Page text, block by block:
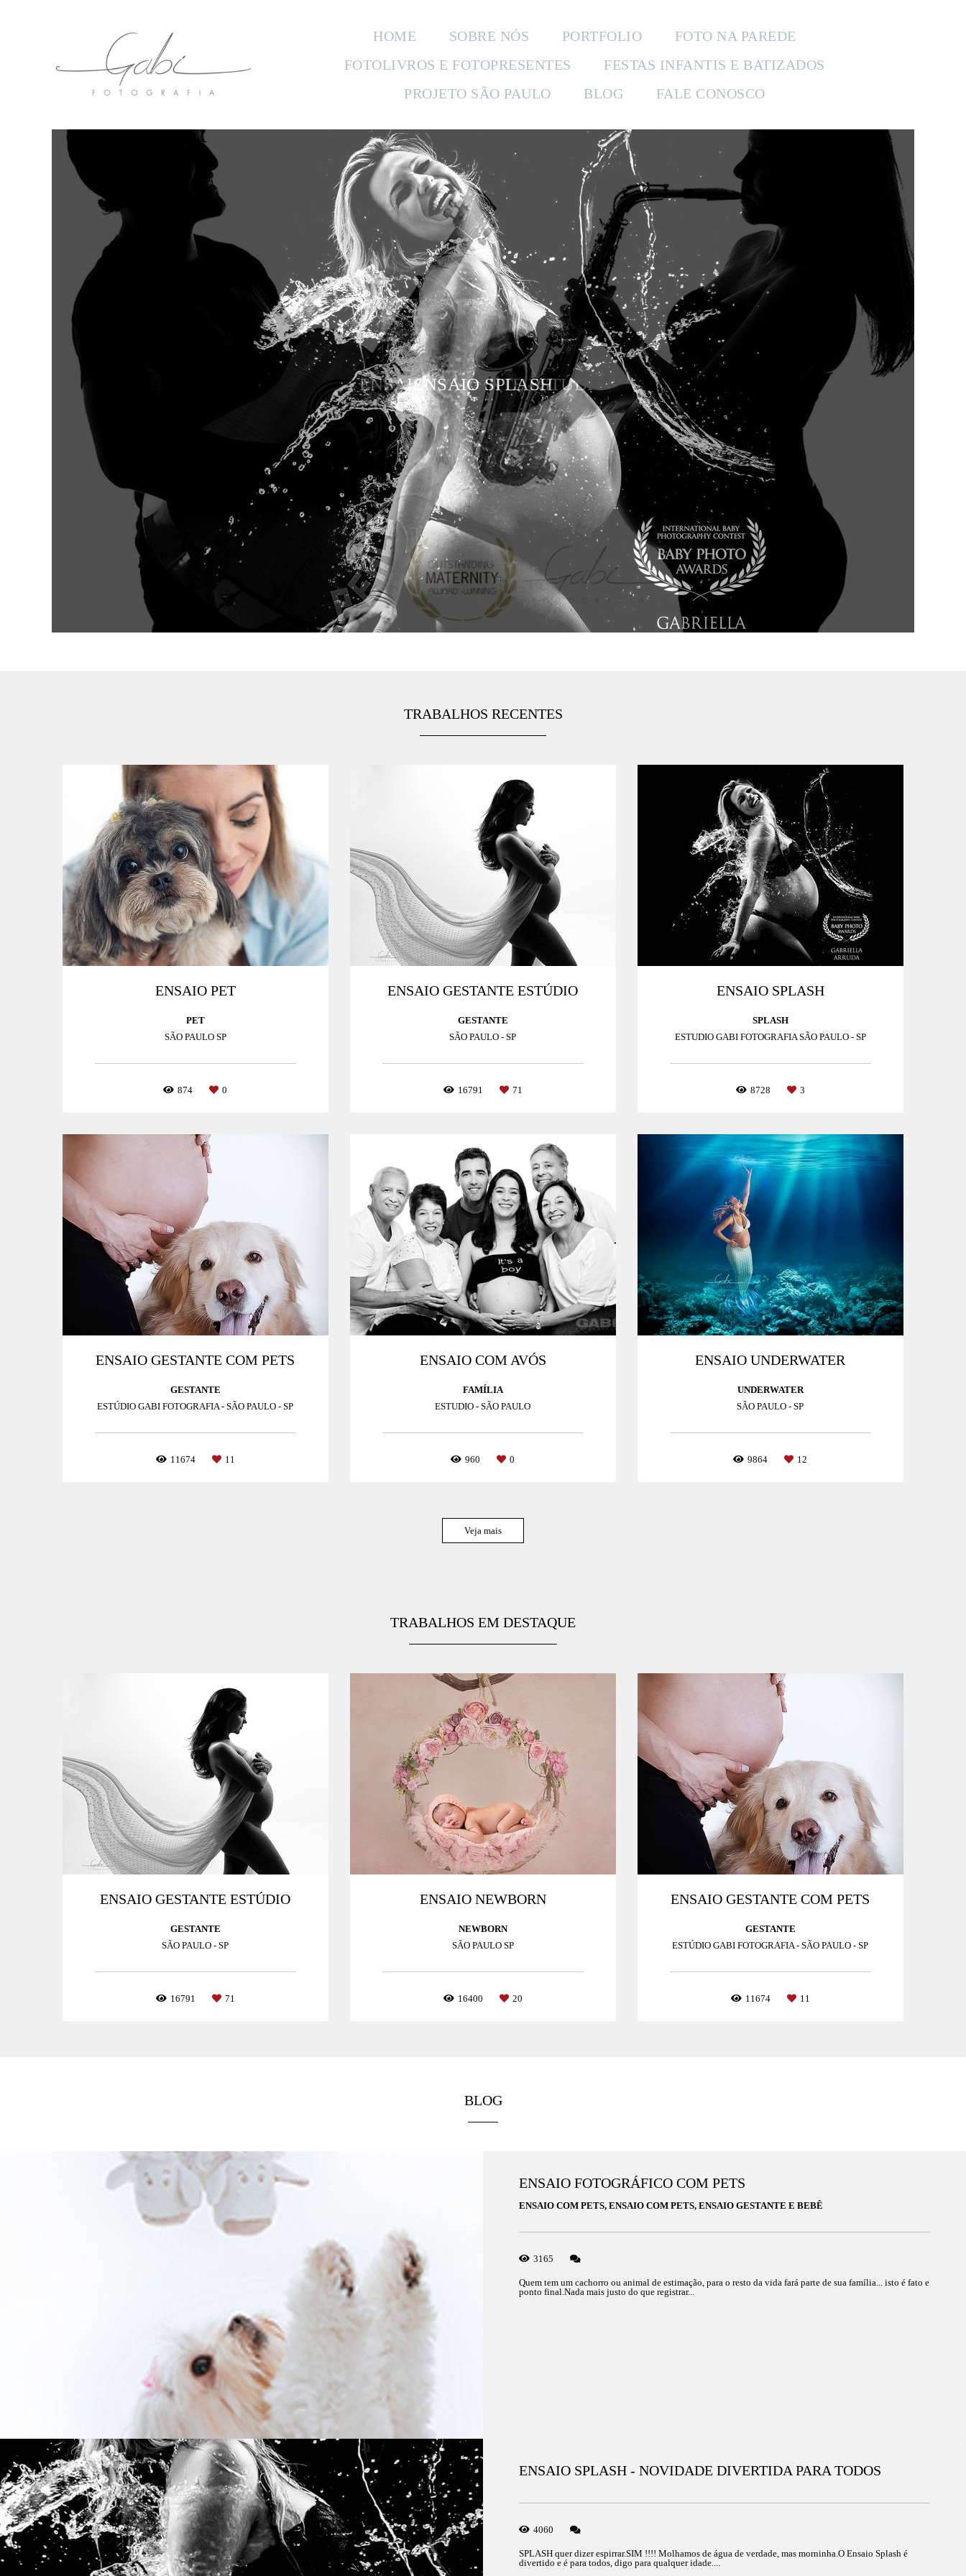
HOME SOBRE NÓS PORTFOLIO
FOTO NA PAREDE
FOTOLIVROS E FOTOPRESENTES
FESTAS INFANTIS E BATIZADOS
PROJETO SÃO PAULO
BLOG FALE CONOSCO
ENSAIO SPLASH
TRABALHOS RECENTES
ENSAIO PET
PET
SÃO PAULO SP
874 0
ENSAIO GESTANTE ESTÚDIO
GESTANTE
SÃO PAULO - SP
16791 71
ENSAIO SPLASH
SPLASH
ESTUDIO GABI FOTOGRAFIA SÃO PAULO - SP
8728 3
ENSAIO GESTANTE COM PETS
GESTANTE
ESTÚDIO GABI FOTOGRAFIA - SÃO PAULO - SP
11674 11
ENSAIO COM AVÓS
FAMÍLIA
ESTUDIO - SÃO PAULO
960 0
ENSAIO UNDERWATER
UNDERWATER
SÃO PAULO - SP
9864 12
Veja mais
TRABALHOS EM DESTAQUE
ENSAIO GESTANTE ESTÚDIO
GESTANTE
SÃO PAULO - SP
16791 71
ENSAIO NEWBORN
NEWBORN
SÃO PAULO SP
16400 20
ENSAIO GESTANTE COM PETS
GESTANTE
ESTÚDIO GABI FOTOGRAFIA - SÃO PAULO - SP
11674 11
BLOG
ENSAIO FOTOGRÁFICO COM PETS
ENSAIO COM PETS, ENSAIO COM PETS, ENSAIO GESTANTE E BEBÊ
3165
Quem tem um cachorro ou animal de estimação, para o resto da vida fará parte de sua família... isto é fato e
ponto final.Nada mais justo do que registrar...
ENSAIO SPLASH - NOVIDADE DIVERTIDA PARA TODOS
4060
SPLASH quer dizer espirrar.SIM !!!! Molhamos de água de verdade, mas morninha.O Ensaio Splash é
divertido e é para todos, digo para qualquer idade....